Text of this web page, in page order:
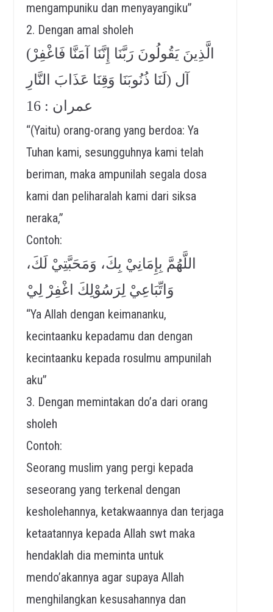
mengampuniku dan menyayangiku”
2. Dengan amal sholeh
(الَّذِينَ يَقُولُونَ رَبَّنَا إِنَّنَا آمَنَّا فَاغْفِرْ
لَنَا ذُنُوبَنَا وَقِنَا عَذَابَ النَّارِ) آل
عمران : 16
“(Yaitu) orang-orang yang berdoa: Ya
Tuhan kami, sesungguhnya kami telah
beriman, maka ampunilah segala dosa
kami dan peliharalah kami dari siksa
neraka,”
Contoh:
اللَّهُمَّ بِإِمَانِيْ بِكَ، وَمَحَبَّتِيْ لَكَ،
وَاتِّبَاعِيْ لِرَسُوْلِكَ اغْفِرْ لِيْ
“Ya Allah dengan keimananku,
kecintaanku kepadamu dan dengan
kecintaanku kepada rosulmu ampunilah
aku”
3. Dengan memintakan do’a dari orang
sholeh
Contoh:
Seorang muslim yang pergi kepada
seseorang yang terkenal dengan
kesholehannya, ketakwaannya dan terjaga
ketaatannya kepada Allah swt maka
hendaklah dia meminta untuk
mendo’akannya agar supaya Allah
menghilangkan kesusahannya dan